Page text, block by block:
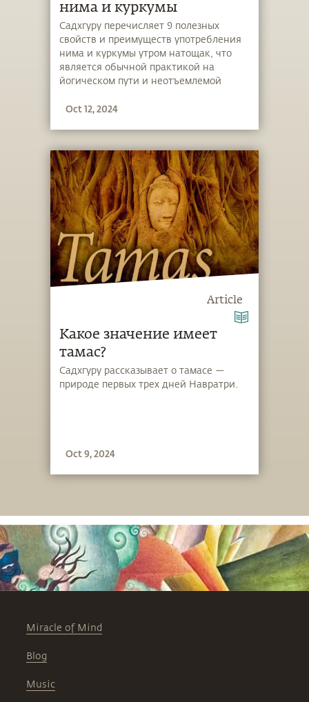
нима и куркумы
Садхгуру перечисляет 9 полезных
свойств и преимуществ употребления
нима и куркумы утром натощак, что
является обычной практикой на
йогическом пути и неотъемлемой
«Иша».
Oct 12, 2024
Article
Какое значение имеет
тамас?
Садхгуру рассказывает о тамасе —
природе первых трех дней Навратри.
Oct 9, 2024
Miracle of Mind
Blog
Music